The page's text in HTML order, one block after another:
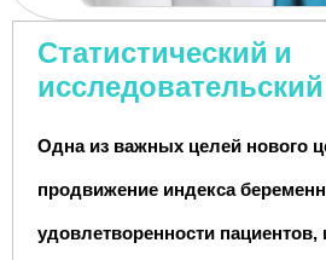
Статистический и
Одна из важных целей нового
продвижение индекса
удовлетворенности